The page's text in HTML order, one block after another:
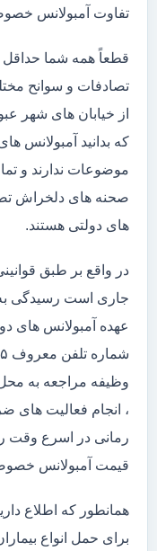
تفاوت آمبولانس
قطعاً همه شما حداقل
تصادفات و سوانح
از خیابان های شهر
که بدانید آمبولانس
موضوعات ندارند و
صحنه های دلخراش
های دولتی هستند.
در واقع بر طبق
جاری است رسیدگی به
عهده آمبولانس های
وظیفه مراجعه به
، انجام فعالیت های
رمانی در اسرع وقت
قیمت آمبولانس
همانطور که اطلاع
برای حمل انواع